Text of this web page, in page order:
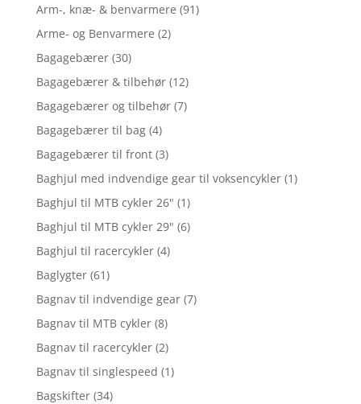
Arm-, knæ- & benvarmere (91)
Arme- og Benvarmere (2)
Bagagebærer (30)
Bagagebærer & tilbehør (12)
Bagagebærer og tilbehør (7)
Bagagebærer til bag (4)
Bagagebærer til front (3)
Baghjul med indvendige gear til voksencykler (1)
Baghjul til MTB cykler 26" (1)
Baghjul til MTB cykler 29" (6)
Baghjul til racercykler (4)
Baglygter (61)
Bagnav til indvendige gear (7)
Bagnav til MTB cykler (8)
Bagnav til racercykler (2)
Bagnav til singlespeed (1)
Bagskifter (34)